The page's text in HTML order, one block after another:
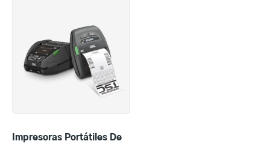
Impresoras Portátiles De